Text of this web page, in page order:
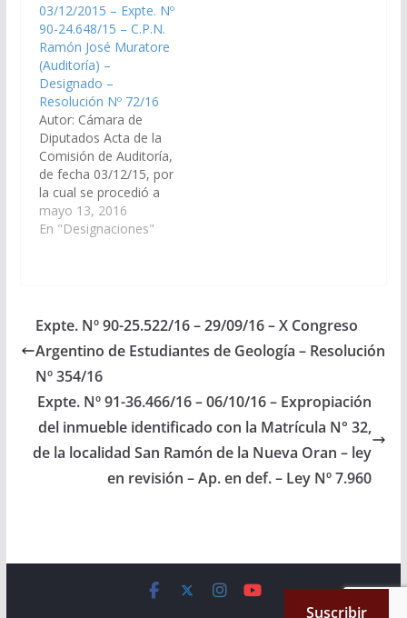
integrar la Auditoría
General de la
Provincia, para integrar
la Auditoría General de
la Provincia, en
representación del
Bloque Justicialista de
la…
03/12/2015 – Expte. Nº
90-24.648/15 – C.P.N.
Ramón José Muratore
(Auditoría) –
Designado –
Resolución Nº 72/16
Autor: Cámara de
Diputados Acta de la
Comisión de Auditoría,
de fecha 03/12/15, por
la cual se procedió a
seleccionar al C.P.N.
Ramón José Muratore,
representación del
Bloque Justicialista de
la Cámara de
Diputados. (Expte. Nº
90-24.648/15 -…
mayo 13, 2016
En "Designaciones"
Expte. Nº 90-25.522/16 – 29/09/16 – X Congreso
Argentino de Estudiantes de Geología – Resolución
Nº 354/16
Expte. Nº 91-36.466/16 – 06/10/16 – Expropiación
del inmueble identificado con la Matrícula N° 32,
de la localidad San Ramón de la Nueva Oran – ley
en revisión – Ap. en def. – Ley Nº 7.960
. All rights reserved.
Suscribir